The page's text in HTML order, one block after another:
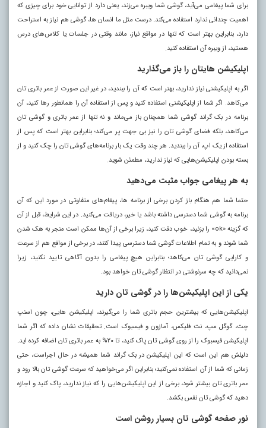
برای شما پیغامی می‌آید، گوشی شما ویبره می‌زند، یعنی دارد از توانایی خود برای چیزی که
اهمیت چندانی ندارد استفاده می‌کند. درست مثل ما انسان ها، گوشی هم نیاز به استراحت
دارد، بنابراین بهتر است که تنها در مواقع نیاز، مانند وقتی در جلسات یا کلاس‌های درس
هستید، از ویبره آن استفاده کنید.
اپلیکیشن هایتان را باز می‌گذارید
اگر به اپلیکیشنی نیاز ندارید، بهتر است که آن را ببندید، در غیر این صورت از عمر باتری تان
می‌کاهد. اگر شما از اپلیکیشنی استفاده کنید و پس از استفاده آن را همانطور رها کنید، آن
برنامه در بک گراند گوشی شما همچنان باز می‌ماند و نه تنها از عمر باتری و گوشی تان
می‌کاهد، بلکه فضای گوشی تان را نیز بی جهت پر می‌کند؛ بنابراین بهتر است که پس از
استفاده از یک اپ، آن را ببندید. هر چند وقت یک بار برنامه‌های گوشی تان را چک کنید و از
بسته بودن اپلیکیشن‌هایی که نیاز ندارید، مطمئن شوید.
به هر پیغامی جواب مثبت می‌دهید
حتما شما هم هنگام باز کردن برخی از برنامه ها، پیغام‌های متفاوتی در مورد این که آن
برنامه به گوشی شما دسترسی داشته باشد یا خیر، دریافت می‌کنید. در این شرایط، قبل از آن
که گزینه «ok» را بزنید، خوب دقت کنید، زیرا برخی از آن‌ها ممکن است منجر به هک شدن
شما شوند و به تمام اطلاعات گوشی شما دسترسی پیدا کنند، در برخی از مواقع هم از سرعت
و کارایی گوشی تان می‌کاهد؛ بنابراین هیچ پیغامی را بدون آگاهی تایید نکنید، زیرا
نمی‌دانید که چه سرنوشتی در انتظار گوشی تان خواهد بود.
یکی از این اپلیکیشن‌ها را در گوشی تان دارید
اپلیکیشن‌هایی که بیشترین حجم باتری شما را می‌گیرند، اپلیکیشن هایی، چون اسنپ
چت، گوگل مپ، نت فلیکس، آمازون و فیسبوک است. تحقیقات نشان داده که اگر شما
اپلیکیشن فیسبوک را از روی گوشی تان پاک کنید، تا ۲۰% به عمر باتری تان اضافه کرده اید.
دلیلش هم این است که این اپلیکیشن در بک گراند شما همیشه در حال اجراست، حتی
زمانی که شما از آن استفاده نمی‌کنید؛ بنابراین اگر می‌خواهید که سرعت گوشی تان بالا رود و
عمر باتری تان بیشتر شود، برخی از این اپلیکیشن‌هایی را که نیاز ندارید، پاک کنید و اجازه
دهید که گوشی تان نفس بکشد.
نور صفحه گوشی تان بسیار روشن است